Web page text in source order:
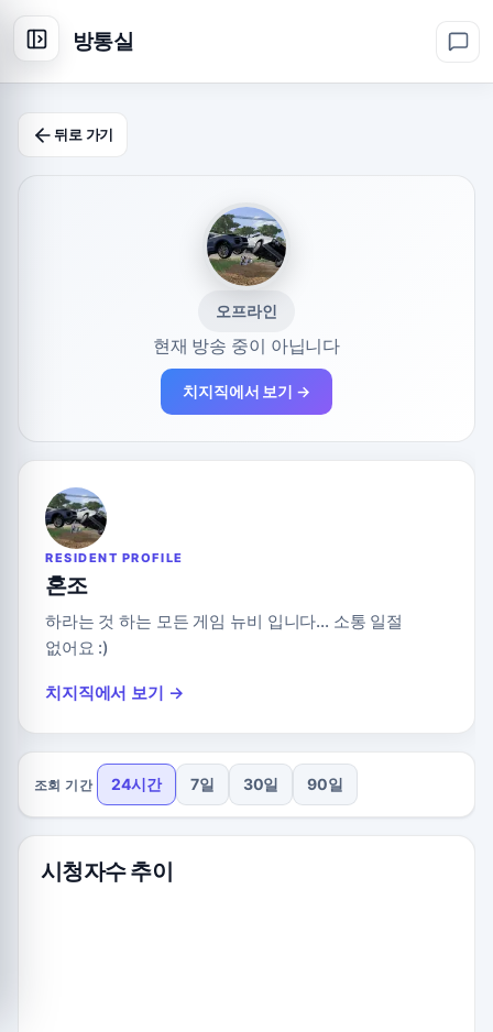
방통실
뒤로 가기
오프라인
현재 방송 중이 아닙니다
치지직에서 보기 →
RESIDENT PROFILE
혼조
하라는 것 하는 모든 게임 뉴비 입니다... 소통 일절
없어요 :)
치지직에서 보기 →
조회 기간 24시간 7일 30일 90일
시청자수 추이